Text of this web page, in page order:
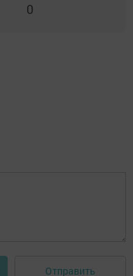
0
Отправить